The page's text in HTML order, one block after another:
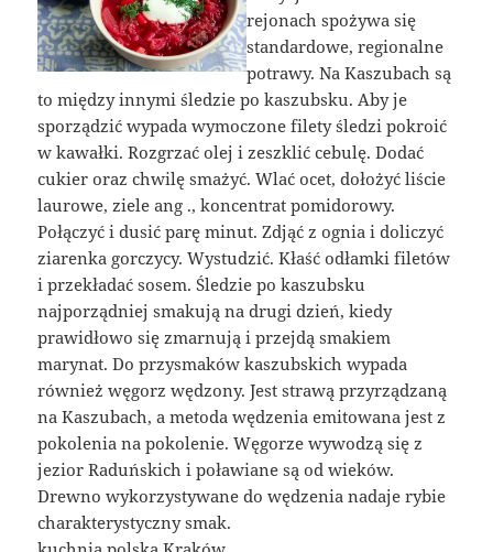
rejonach spożywa się
standardowe, regionalne
potrawy. Na Kaszubach są
to między innymi śledzie po kaszubsku. Aby je
sporządzić wypada wymoczone filety śledzi pokroić
w kawałki. Rozgrzać olej i zeszklić cebulę. Dodać
cukier oraz chwilę smażyć. Wlać ocet, dołożyć liście
laurowe, ziele ang ., koncentrat pomidorowy.
Połączyć i dusić parę minut. Zdjąć z ognia i doliczyć
ziarenka gorczycy. Wystudzić. Kłaść odłamki filetów
i przekładać sosem. Śledzie po kaszubsku
najporządniej smakują na drugi dzień, kiedy
prawidłowo się zmarnują i przejdą smakiem
marynat. Do przysmaków kaszubskich wypada
również węgorz wędzony. Jest strawą przyrządzaną
na Kaszubach, a metoda wędzenia emitowana jest z
pokolenia na pokolenie. Węgorze wywodzą się z
jezior Raduńskich i poławiane są od wieków.
Drewno wykorzystywane do wędzenia nadaje rybie
charakterystyczny smak.